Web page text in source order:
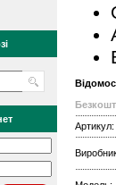
Артикул: